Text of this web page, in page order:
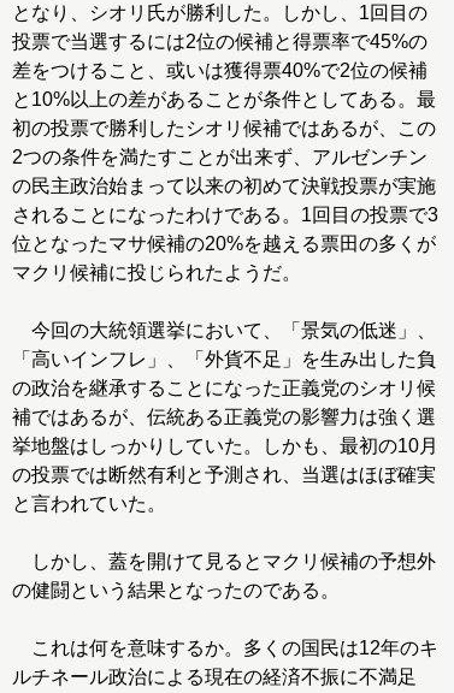
となり、シオリ氏が勝利した。しかし、1回目の
投票で当選するには2位の候補と得票率で45%の
差をつけること、或いは獲得票40%で2位の候補
と10%以上の差があることが条件としてある。最
初の投票で勝利したシオリ候補ではあるが、この
2つの条件を満たすことが出来ず、アルゼンチン
の民主政治始まって以来の初めて決戦投票が実施
されることになったわけである。1回目の投票で3
位となったマサ候補の20%を越える票田の多くが
マクリ候補に投じられたようだ。
今回の大統領選挙において、「景気の低迷」、
「高いインフレ」、「外貨不足」を生み出した負
の政治を継承することになった正義党のシオリ候
補ではあるが、伝統ある正義党の影響力は強く選
挙地盤はしっかりしていた。しかも、最初の10月
の投票では断然有利と予測され、当選はほぼ確実
と言われていた。
しかし、蓋を開けて見るとマクリ候補の予想外
の健闘という結果となったのである。
これは何を意味するか。多くの国民は12年のキ
ルチネール政治による現在の経済不振に不満足